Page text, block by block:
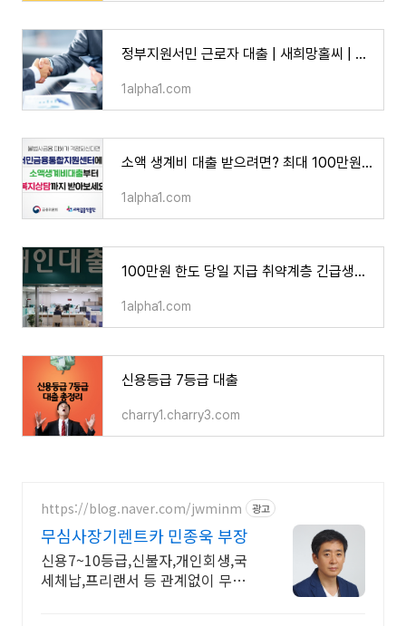
정부지원서민 근로자 대출 | 새희망홀씨 | 신한은행 쏠편한 포켓론 | 근로자 햇살론 | 근로자 생
1alpha1.com
소액 생계비 대출 받으려면? 최대 100만원 - 알파 뉴스속보
1alpha1.com
100만원 한도 당일 지급 취약계층 긴급생계비 대출 - 알파 뉴스속보
1alpha1.com
신용등급 7등급 대출
charry1.charry3.com
https://blog.naver.com/jwminm 광고
무심사장기렌트카 민종욱 부장
신용7~10등급,신불자,개인회생,국
세체납,프리랜서 등 관계없이 무심